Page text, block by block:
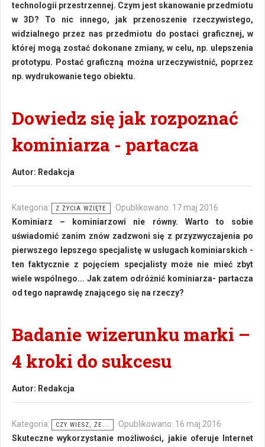
technologii przestrzennej. Czym jest skanowanie przedmiotu
w 3D? To nic innego, jak przenoszenie rzeczywistego,
widzialnego przez nas przedmiotu do postaci graficznej, w
której mogą zostać dokonane zmiany, w celu, np. ulepszenia
prototypu. Postać graficzną można urzeczywistnić, poprzez
np. wydrukowanie tego obiektu.
Dowiedz się jak rozpoznać
kominiarza - partacza
Autor: Redakcja
Kategoria: Z ŻYCIA WZIĘTE
Opublikowano: 17 maj 2016
Kominiarz – kominiarzowi nie równy. Warto to sobie
uświadomić zanim znów zadzwoni się z przyzwyczajenia po
pierwszego lepszego specjalistę w usługach kominiarskich -
ten faktycznie z pojęciem specjalisty może nie mieć zbyt
wiele wspólnego... Jak zatem odróżnić kominiarza- partacza
od tego naprawdę znającego się na rzeczy?
Badanie wizerunku marki –
4 kroki do sukcesu
Autor: Redakcja
Kategoria: CZY WIESZ, ŻE...
Opublikowano: 16 maj 2016
Skuteczne wykorzystanie możliwości, jakie oferuje Internet